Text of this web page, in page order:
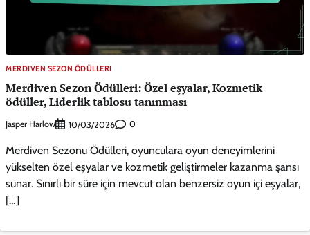
MERDIVEN SEZON ÖDÜLLERI
Merdiven Sezon Ödülleri: Özel eşyalar, Kozmetik
ödüller, Liderlik tablosu tanınması
Jasper Harlow 10/03/2026 0
Merdiven Sezonu Ödülleri, oyunculara oyun deneyimlerini
yükselten özel eşyalar ve kozmetik geliştirmeler kazanma şansı
sunar. Sınırlı bir süre için mevcut olan benzersiz oyun içi eşyalar,
[…]